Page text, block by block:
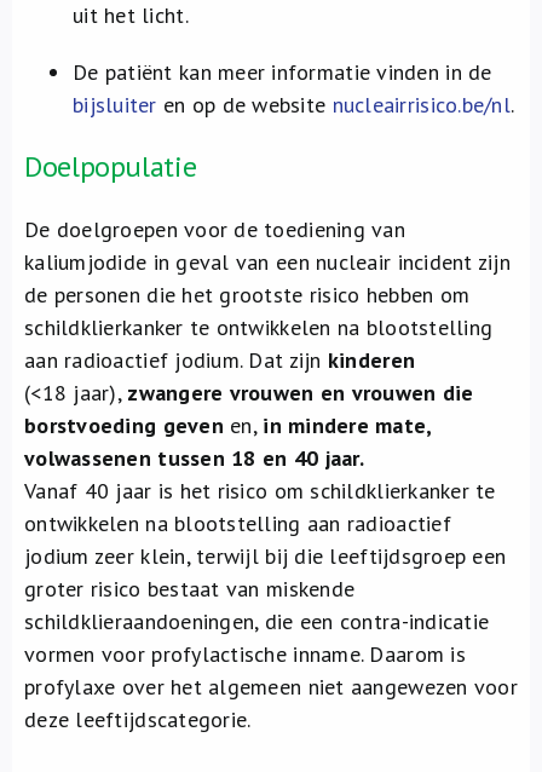
uit het licht.
De patiënt kan meer informatie vinden in de
bijsluiter en op de website nucleairrisico.be/nl.
Doelpopulatie
De doelgroepen voor de toediening van
kaliumjodide in geval van een nucleair incident zijn
de personen die het grootste risico hebben om
schildklierkanker te ontwikkelen na blootstelling
aan radioactief jodium. Dat zijn kinderen
(<18 jaar), zwangere vrouwen en vrouwen die
borstvoeding geven en, in mindere mate,
volwassenen tussen 18 en 40 jaar.
Vanaf 40 jaar is het risico om schildklierkanker te
ontwikkelen na blootstelling aan radioactief
jodium zeer klein, terwijl bij die leeftijdsgroep een
groter risico bestaat van miskende
schildklieraandoeningen, die een contra-indicatie
vormen voor profylactische inname. Daarom is
profylaxe over het algemeen niet aangewezen voor
deze leeftijdscategorie.